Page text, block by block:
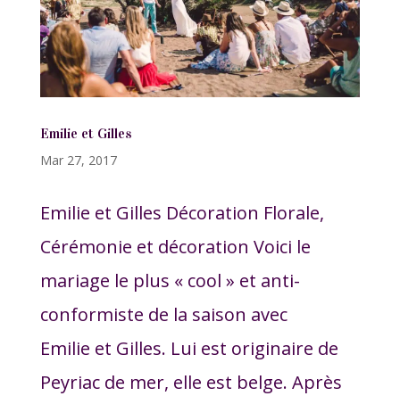
Emilie et Gilles
Mar 27, 2017
Emilie et Gilles Décoration Florale,
Cérémonie et décoration Voici le
mariage le plus « cool » et anti-
conformiste de la saison avec
Emilie et Gilles. Lui est originaire de
Peyriac de mer, elle est belge. Après